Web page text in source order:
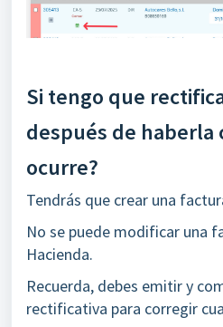
Si tengo que
después de haberla
ocurre?
Tendrás que crear una
No se puede modificar una
Hacienda.
Recuerda, debes emitir y
rectificativa para corregir